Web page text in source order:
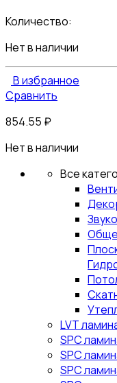
Количество:
Нет в наличии
В избранное
Сравнить
854.55 ₽
Нет в наличии
Все
LVT
SPC
SPC
SPC